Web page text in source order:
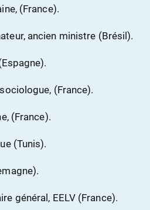
(France).
ancien ministre (Brésil).
(France).
(France).
(Tunis).
général, EELV (France).